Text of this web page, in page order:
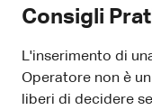
Consigli
L'inserimento di
Operatore non è
liberi di decidere